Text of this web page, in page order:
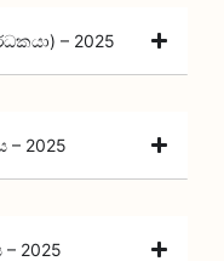
– 2025
– 2025
– 2025